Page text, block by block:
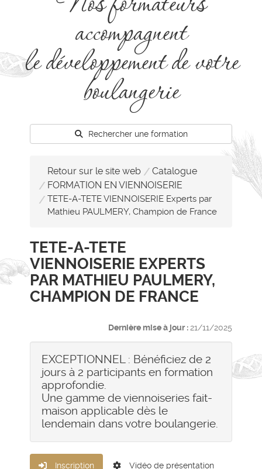
accompagnent
le développement de votre
boulangerie
Rechercher une formation
Retour sur le site web
Catalogue
FORMATION EN VIENNOISERIE
TETE-A-TETE VIENNOISERIE Experts par
Mathieu PAULMERY, Champion de France
TETE-A-TETE
VIENNOISERIE EXPERTS
PAR MATHIEU PAULMERY,
CHAMPION DE FRANCE
Dernière mise à jour : 21/11/2025
EXCEPTIONNEL : Bénéficiez de 2
jours à 2 participants en formation
approfondie.
Une gamme de viennoiseries fait-
maison applicable dès le
lendemain dans votre boulangerie.
Inscription Vidéo de présentation